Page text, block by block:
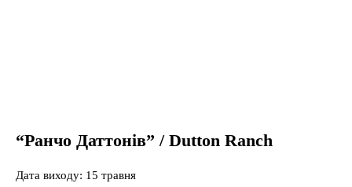
“Ранчо Даттонів” / Dutton Ranch
Дата виходу: 15 травня